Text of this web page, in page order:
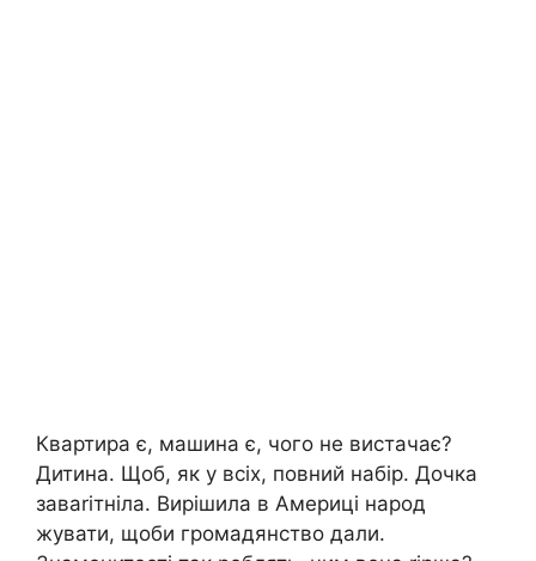
Квартира є, машина є, чого не вистачає?
Дитина. Щоб, як у всіх, повний набір. Дочка
заваrітніла. Вирішила в Америці народ
жувати, щоби громадянство дали.